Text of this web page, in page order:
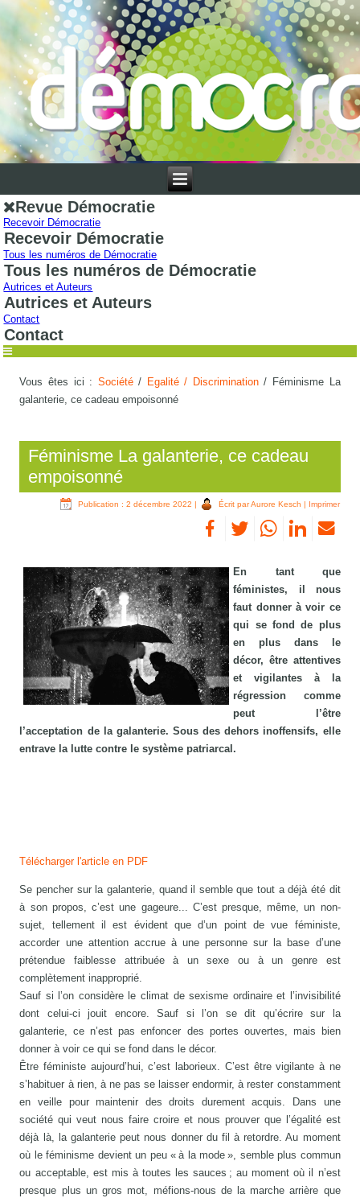
Revue Démocratie
Recevoir Démocratie
Recevoir Démocratie
Tous les numéros de Démocratie
Tous les numéros de Démocratie
Autrices et Auteurs
Autrices et Auteurs
Contact
Contact
Vous êtes ici : Société/ Egalité / Discrimination/ Féminisme La
galanterie, ce cadeau empoisonné
Féminisme La galanterie, ce cadeau
empoisonné
Publication : 2 décembre 2022 | Écrit par Aurore Kesch | Imprimer
En tant que
féministes, il nous
faut donner à voir ce
qui se fond de plus
en plus dans le
décor, être attentives
et vigilantes à la
régression comme
peut l’être
l’acceptation de la galanterie. Sous des dehors inoffensifs, elle
entrave la lutte contre le système patriarcal.
Télécharger l'article en PDF
Se pencher sur la galanterie, quand il semble que tout a déjà été dit
à son propos, c’est une gageure... C’est presque, même, un non-
sujet, tellement il est évident que d’un point de vue féministe,
accorder une attention accrue à une personne sur la base d’une
prétendue faiblesse attribuée à un sexe ou à un genre est
complètement inapproprié.
Sauf si l’on considère le climat de sexisme ordinaire et l’invisibilité
dont celui-ci jouit encore. Sauf si l’on se dit qu’écrire sur la
galanterie, ce n’est pas enfoncer des portes ouvertes, mais bien
donner à voir ce qui se fond dans le décor.
Être féministe aujourd’hui, c’est laborieux. C’est être vigilante à ne
s’habituer à rien, à ne pas se laisser endormir, à rester constamment
en veille pour maintenir des droits durement acquis. Dans une
société qui veut nous faire croire et nous prouver que l’égalité est
déjà là, la galanterie peut nous donner du fil à retordre. Au moment
où le féminisme devient un peu « à la mode », semble plus commun
ou acceptable, est mis à toutes les sauces ; au moment où il n’est
presque plus un gros mot, méfions-nous de la marche arrière que